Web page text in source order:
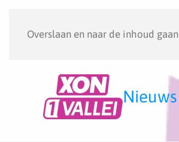
Overslaan en naar de inhoud gaan
Nieuws